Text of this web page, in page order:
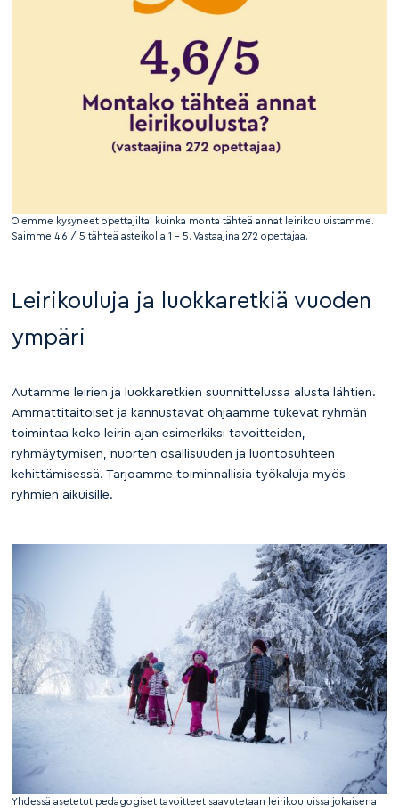
Olemme kysyneet opettajilta, kuinka monta tähteä annat leirikouluistamme.
Saimme 4,6 / 5 tähteä asteikolla 1 – 5. Vastaajina 272 opettajaa.
Leirikouluja ja luokkaretkiä vuoden
ympäri
Autamme leirien ja luokkaretkien suunnittelussa alusta lähtien.
Ammattitaitoiset ja kannustavat ohjaamme tukevat ryhmän
toimintaa koko leirin ajan esimerkiksi tavoitteiden,
ryhmäytymisen, nuorten osallisuuden ja luontosuhteen
kehittämisessä. Tarjoamme toiminnallisia työkaluja myös
ryhmien aikuisille.
Yhdessä asetetut pedagogiset tavoitteet saavutetaan leirikouluissa jokaisena